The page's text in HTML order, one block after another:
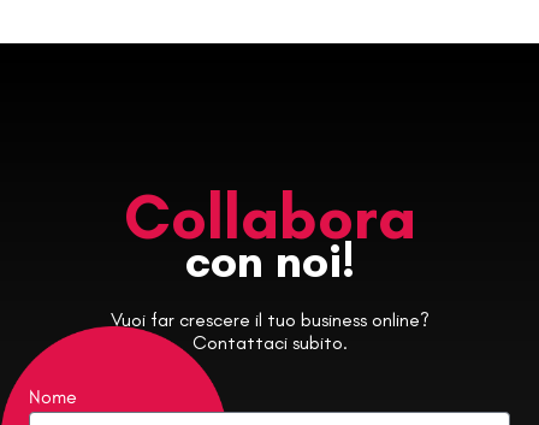
Collabora
con noi!
Vuoi far crescere il tuo business online?
Contattaci subito.
Nome